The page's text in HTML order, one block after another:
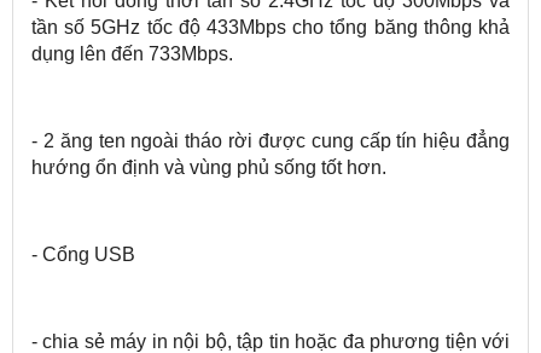
tần số 5GHz tốc độ 433Mbps cho tổng băng thông khả
dụng lên đến 733Mbps.
- 2 ăng ten ngoài tháo rời được cung cấp tín hiệu đẳng
hướng ổn định và vùng phủ sống tốt hơn.
- Cổng USB
- chia sẻ máy in nội bộ, tập tin hoặc đa phương tiện với